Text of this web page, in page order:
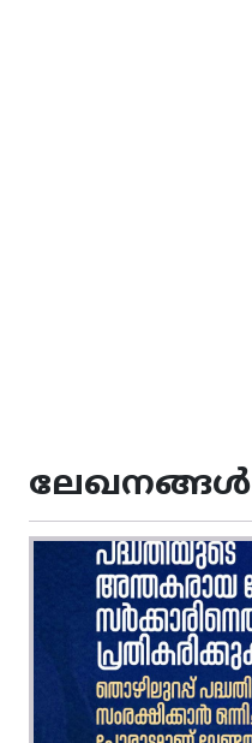
ലേഖനങ്ങൾ